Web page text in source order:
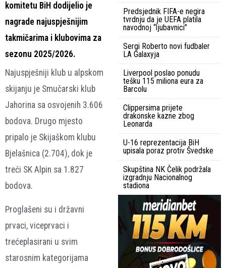
komitetu BiH dodijelio je
nagrade najuspješnijim
takmičarima i klubovima za
sezonu 2025/2026.
Najuspješniji klub u alpskom
skijanju je Smučarski klub
Jahorina sa osvojenih 3.606
bodova. Drugo mjesto
pripalo je Skijaškom klubu
Bjelašnica (2.704), dok je
treći SK Alpin sa 1.827
bodova.
Proglašeni su i državni
prvaci, viceprvaci i
trećeplasirani u svim
starosnim kategorijama
Predsjednik FIFA-e negira
tvrdnju da je UEFA platila
navodnoj “ljubavnici”
Sergi Roberto novi fudbaler
LA Galaxyja
Liverpool poslao ponudu
tešku 115 miliona eura za
Barcolu
Clippersima prijete
drakonske kazne zbog
Leonarda
U-16 reprezentacija BiH
upisala poraz protiv Švedske
Skupština NK Čelik podržala
izgradnju Nacionalnog
stadiona